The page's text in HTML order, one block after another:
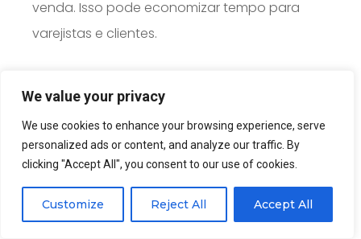
We value your privacy
We use cookies to enhance your browsing experience, serve
personalized ads or content, and analyze our traffic. By
clicking "Accept All", you consent to our use of cookies.
Customize Reject All Accept All
venda. Isso pode economizar tempo para
varejistas e clientes.
peixes geralmente processam peixes antes de
vendê-los a varejistas ou atacadistas. A
máquina de filetagem de peixe pode tornar
este processo mais eficiente.